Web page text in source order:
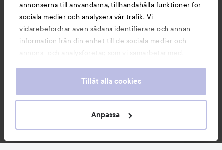
annonserna till användarna, tillhandahålla funktioner för
sociala medier och analysera vår trafik. Vi
vidarebefordrar även sådana identifierare och annan
information från din enhet till de sociala medier och
annons- och analysföretag som vi samarbetar med.
information som du har tillhandahållit eller som de har
våra cookies vid fortsatt användande av vår webbplats.
För information om hur du kan ändra inställningarna för
Tillåt alla cookies
Anpassa